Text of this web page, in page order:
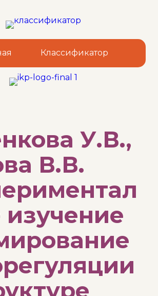
Классификатор
У.В.,
В.В.
изучение